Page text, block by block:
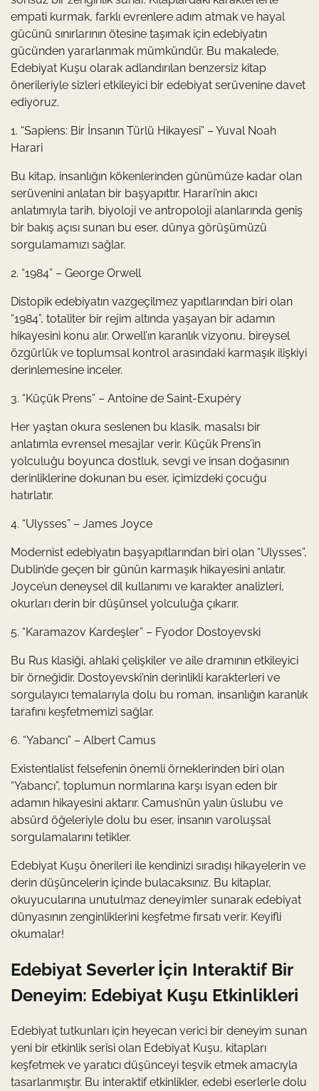
empati kurmak, farklı evrenlere adım atmak ve hayal
gücünü sınırlarının ötesine taşımak için edebiyatın
gücünden yararlanmak mümkündür. Bu makalede,
Edebiyat Kuşu olarak adlandırılan benzersiz kitap
önerileriyle sizleri etkileyici bir edebiyat serüvenine davet
ediyoruz.
1. “Sapiens: Bir İnsanın Türlü Hikayesi” – Yuval Noah
Harari
Bu kitap, insanlığın kökenlerinden günümüze kadar olan
serüvenini anlatan bir başyapıttır. Harari’nin akıcı
anlatımıyla tarih, biyoloji ve antropoloji alanlarında geniş
bir bakış açısı sunan bu eser, dünya görüşümüzü
sorgulamamızı sağlar.
2. “1984” – George Orwell
Distopik edebiyatın vazgeçilmez yapıtlarından biri olan
“1984”, totaliter bir rejim altında yaşayan bir adamın
hikayesini konu alır. Orwell’ın karanlık vizyonu, bireysel
özgürlük ve toplumsal kontrol arasındaki karmaşık ilişkiyi
derinlemesine inceler.
3. “Küçük Prens” – Antoine de Saint-Exupéry
Her yaştan okura seslenen bu klasik, masalsı bir
anlatımla evrensel mesajlar verir. Küçük Prens’in
yolculuğu boyunca dostluk, sevgi ve insan doğasının
derinliklerine dokunan bu eser, içimizdeki çocuğu
hatırlatır.
4. “Ulysses” – James Joyce
Modernist edebiyatın başyapıtlarından biri olan “Ulysses”,
Dublin’de geçen bir günün karmaşık hikayesini anlatır.
Joyce’un deneysel dil kullanımı ve karakter analizleri,
okurları derin bir düşünsel yolculuğa çıkarır.
5. “Karamazov Kardeşler” – Fyodor Dostoyevski
Bu Rus klasiği, ahlaki çelişkiler ve aile dramının etkileyici
bir örneğidir. Dostoyevski’nin derinlikli karakterleri ve
sorgulayıcı temalarıyla dolu bu roman, insanlığın karanlık
tarafını keşfetmemizi sağlar.
6. “Yabancı” – Albert Camus
Existentialist felsefenin önemli örneklerinden biri olan
“Yabancı”, toplumun normlarına karşı isyan eden bir
adamın hikayesini aktarır. Camus’nün yalın üslubu ve
absürd öğeleriyle dolu bu eser, insanın varoluşsal
sorgulamalarını tetikler.
Edebiyat Kuşu önerileri ile kendinizi sıradışı hikayelerin ve
derin düşüncelerin içinde bulacaksınız. Bu kitaplar,
okuyucularına unutulmaz deneyimler sunarak edebiyat
dünyasının zenginliklerini keşfetme fırsatı verir. Keyifli
okumalar!
Edebiyat Severler İçin Interaktif Bir
Deneyim: Edebiyat Kuşu Etkinlikleri
Edebiyat tutkunları için heyecan verici bir deneyim sunan
yeni bir etkinlik serisi olan Edebiyat Kuşu, kitapları
keşfetmek ve yaratıcı düşünceyi teşvik etmek amacıyla
tasarlanmıştır. Bu interaktif etkinlikler, edebi eserlerle dolu